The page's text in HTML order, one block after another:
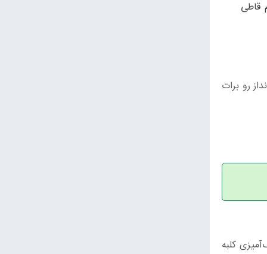
قاطی
رو برات
کلبه